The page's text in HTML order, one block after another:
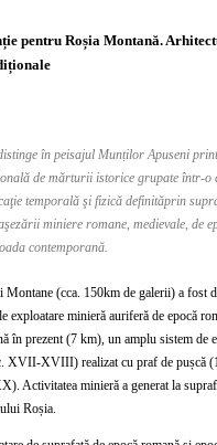
pentru Roșia Montană.
în peisajul Munților Apuseni
de mărturii istorice grupate într-o
temporală şi fizică definităprin
miniere romane, medievale, de
contemporană.
Montane (cca. 150km de galerii) a fost
exploatare minieră auriferă de epocă
în prezent (7 km), un amplu sistem de
XVII-XVIII) realizat cu praf de pușcă
Activitatea minieră a generat la
Roșia.